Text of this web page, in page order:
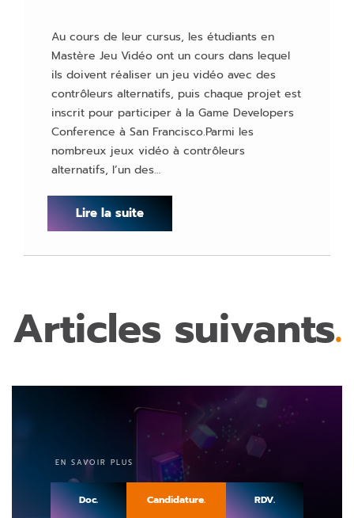
Doc. Candidature. RDV.
Au cours de leur cursus, les étudiants en
Mastère Jeu Vidéo ont un cours dans lequel
ils doivent réaliser un jeu vidéo avec des
contrôleurs alternatifs, puis chaque projet est
inscrit pour participer à la Game Developers
Conference à San Francisco.Parmi les
nombreux jeux vidéo à contrôleurs
alternatifs, l’un des…
Lire la suite
Articles suivants.
EN SAVOIR PLUS
Demandez-nous
une documentation